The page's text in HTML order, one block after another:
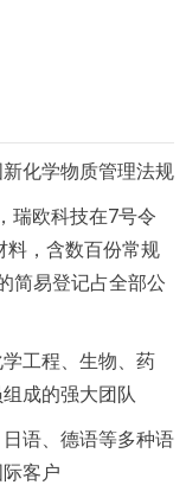
化学物质管理法规
瑞欧科技在7号令
料，含数百份常规
简易登记占全部公
工程、生物、药
成的强大团队
语、德语等多种语
客户